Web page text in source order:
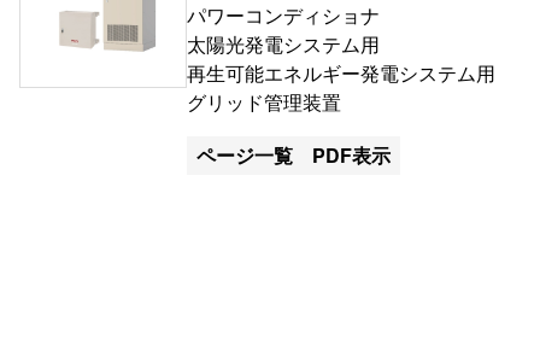
パワーコンディショナ
太陽光発電システム用
再生可能エネルギー発電システム用
グリッド管理装置
ページ一覧
PDF表示